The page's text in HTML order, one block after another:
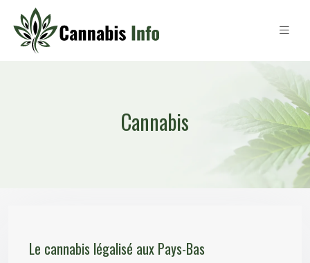
Cannabis
Le cannabis légalisé aux Pays-Bas